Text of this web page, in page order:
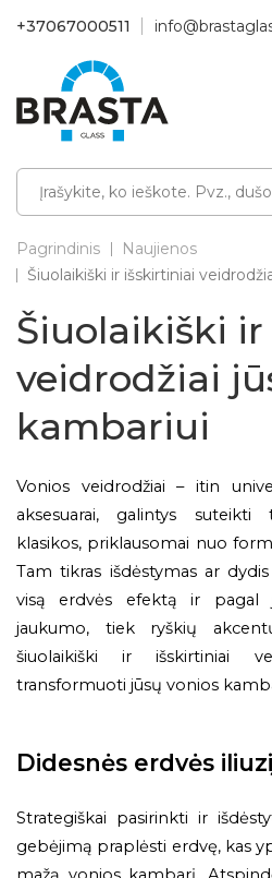
+37067000511
Pagrindinis
Naujienos
Šiuolaikiški ir išskirtiniai
Šiuolaikiški
veidrodžiai
kambariui
Vonios veidrodžiai – itin
aksesuarai, galintys
klasikos, priklausomai nuo
Tam tikras išdėstymas ar
visą erdvės efektą ir pagal
jaukumo, tiek ryškių
šiuolaikiški ir išskirtiniai
transformuoti jūsų vonios
Didesnės erdvės
Strategiškai pasirinkti ir
gebėjimą praplėsti erdvę, kas